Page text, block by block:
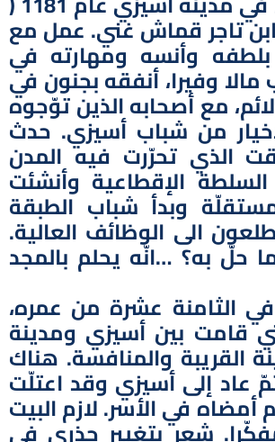
ابن تاجر قماش غني. عمل مع
وأنسه ومهارته في
وفيرا، أنفقه بجنون في
مع أصحابه الذين توّجوه
من شباب أسيزي. حدث
الذي تحرّرت فيه المدن
الإقطاعية وأنشئت
وبدأ شباب الطبقة
الى الوظائف العالية.
حلّ به؟ …انّه يحلم بالمجد
الثامنة عشرة من عمره،
قامت بين أسيزي ومدينة
القريبة والمنافسة. هناك
عاد إلى أسيزي وقد اعتلّت
في الأسر. لازم البيت
شعر بتغيير جذري في